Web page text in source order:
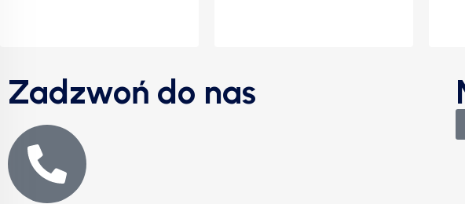
Zadzwoń do nas